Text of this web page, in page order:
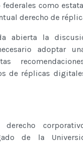
como
derecho de
abierta la
adoptar
de réplicas
de la